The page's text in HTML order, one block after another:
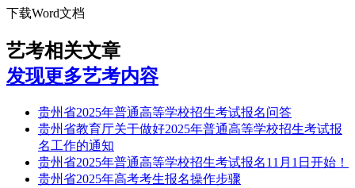
下载Word文档
艺考相关文章
发现更多艺考内容
贵州省2025年普通高等学校招生考试报名问答
贵州省教育厅关于做好2025年普通高等学校招生考试报
名工作的通知
贵州省2025年普通高等学校招生考试报名11月1日开始！
贵州省2025年高考考生报名操作步骤